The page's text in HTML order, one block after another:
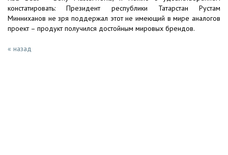
констатировать: Президент республики Татарстан Рустам
Минниханов не зря поддержал этот не имеющий в мире аналогов
проект – продукт получился достойным мировых брендов.
« назад